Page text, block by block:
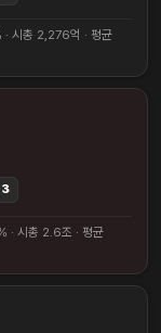
시총 2,276억 · 평균
3
· 시총 2.6조 · 평균